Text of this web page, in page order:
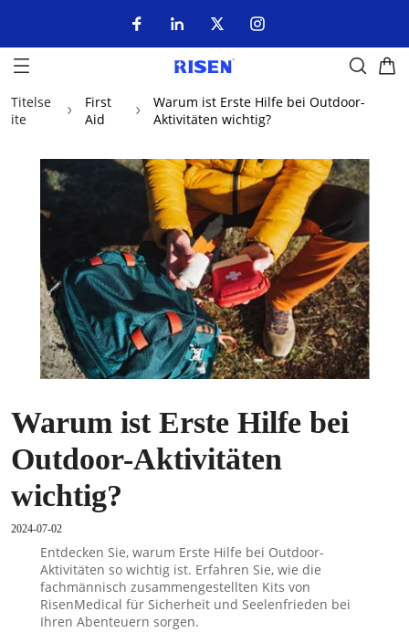
Titelse
ite
First
Aid
Warum ist Erste Hilfe bei Outdoor-
Aktivitäten wichtig?
Warum ist Erste Hilfe bei
Outdoor-Aktivitäten
wichtig?
2024-07-02
Entdecken Sie, warum Erste Hilfe bei Outdoor-
Aktivitäten so wichtig ist. Erfahren Sie, wie die
fachmännisch zusammengestellten Kits von
RisenMedical für Sicherheit und Seelenfrieden bei
Ihren Abenteuern sorgen.